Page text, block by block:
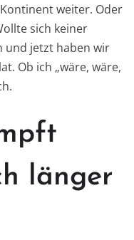
weiter. Oder
sich keiner
und jetzt haben wir
Ob ich „wäre, wäre,
länger